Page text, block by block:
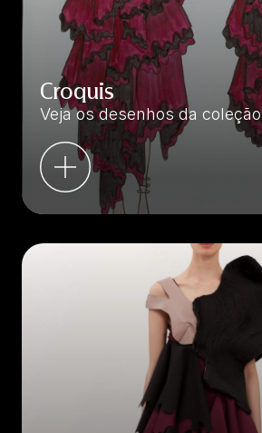
Croquis
Veja os desenhos da coleção